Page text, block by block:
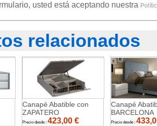
usted está aceptando nuestra
relacionados
Canapé Abatible con
ZAPATERO
Precio desde : 423,00 €
Canapé
BARCELONA
Precio desde :